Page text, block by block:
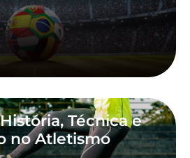
Técnica e
no Atletismo